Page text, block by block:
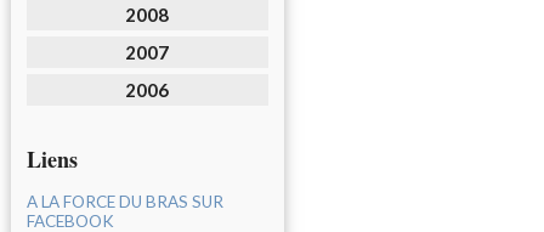
2008
2007
2006
Liens
A LA FORCE DU BRAS SUR
FACEBOOK